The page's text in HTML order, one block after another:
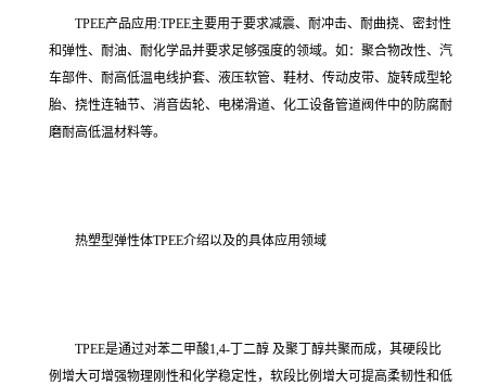
TPEE产品应用:TPEE主要用于要求减震、耐冲击、耐曲挠、密封性
和弹性、耐油、耐化学品并要求足够强度的领域。如：聚合物改性、汽
车部件、耐高低温电线护套、液压软管、鞋材、传动皮带、旋转成型轮
胎、挠性连轴节、消音齿轮、电梯滑道、化工设备管道阀件中的防腐耐
磨耐高低温材料等。
热塑型弹性体TPEE介绍以及的具体应用领域
TPEE是通过对苯二甲酸1,4-丁二醇 及聚丁醇共聚而成，其硬段比
例增大可增强物理刚性和化学稳定性，软段比例增大可提高柔韧性和低